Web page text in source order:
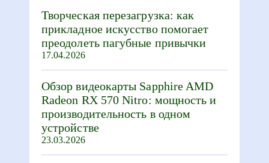
Творческая перезагрузка: как
прикладное искусство помогает
преодолеть пагубные привычки
17.04.2026
Обзор видеокарты Sapphire AMD
Radeon RX 570 Nitro: мощность и
производительность в одном
устройстве
23.03.2026